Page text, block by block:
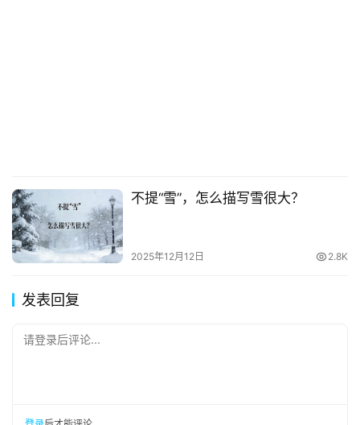
不提“雪”，怎么描写雪很大？
2025年12月12日 2.8K
发表回复
请登录后评论...